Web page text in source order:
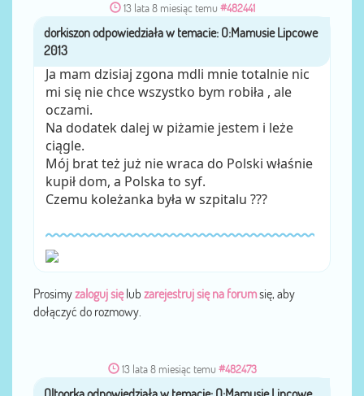
13 lata 8 miesiąc temu #482441
przezdorkiszon
Ja mam dzisiaj zgona mdli mnie totalnie nic
mi się nie chce wszystko bym robiła , ale
oczami.
Na dodatek dalej w piżamie jestem i leże
ciągle.
Mój brat też już nie wraca do Polski właśnie
kupił dom, a Polska to syf.
Czemu koleżanka była w szpitalu ???
Prosimyzaloguj sięlub zarejestruj się na forumsię, aby
dołączyć do rozmowy.
13 lata 8 miesiąc temu #482473